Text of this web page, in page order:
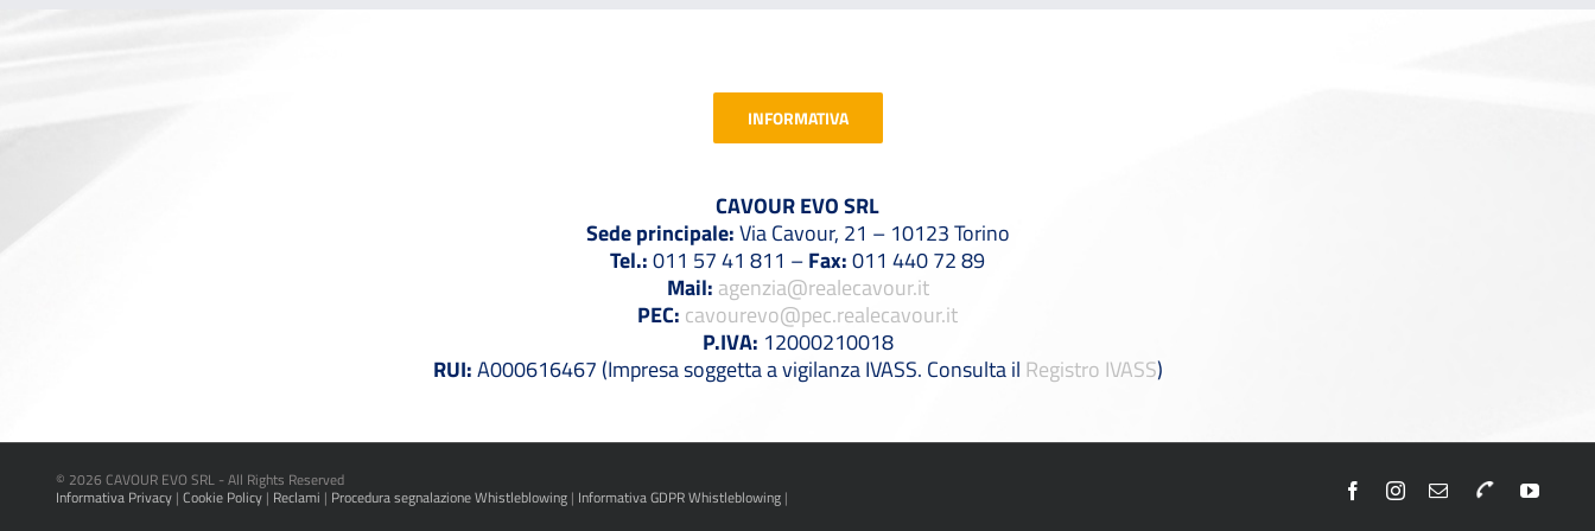
INFORMATIVA
CAVOUR EVO SRL
Sede principale:Via Cavour, 21 – 10123 Torino
Tel.:011 57 41 811 –Fax:011 440 72 89
Mail: agenzia@realecavour.it
PEC: cavourevo@pec.realecavour.it
P.IVA: 12000210018
RUI:A000616467 (Impresa soggetta a vigilanza IVASS. Consulta il Registro IVASS)
© 2026 CAVOUR EVO SRL - All Rights Reserved
Informativa Privacy | Cookie Policy | Reclami | Procedura segnalazione Whistleblowing | Informativa GDPR Whistleblowing | FacebookInstagram
EmailTelefono